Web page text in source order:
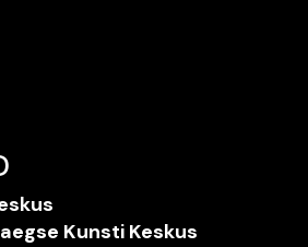
Kunsti Keskus